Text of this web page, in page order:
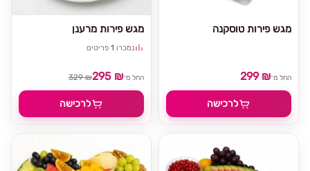
מגש פירות מרענן
נמכרו 1 פריטים
החל מ־295 ₪
329 ₪
לרכישה
מגש פירות טוסקנה
החל מ־299 ₪
לרכישה